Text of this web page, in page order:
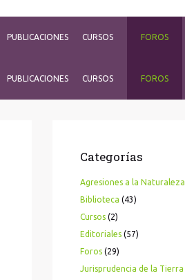
PUBLICACIONES CURSOS FOROS
PUBLICACIONES CURSOS FOROS
Categorías
Agresiones a la Naturaleza
Biblioteca (43)
Cursos (2)
Editoriales (57)
Foros (29)
Jurisprudencia de la Tierra